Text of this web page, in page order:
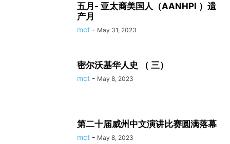
五月- 亚太裔美国人（AANHPI ）遗
产月
mct - May 31, 2023
密尔沃基华人史 （ 三）
mct - May 8, 2023
第二十届威州中文演讲比赛圆满落幕
mct - May 8, 2023